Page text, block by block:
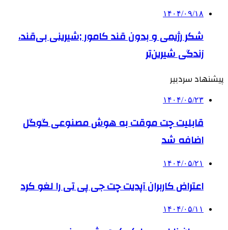
۱۴۰۴/۰۹/۱۸
شکر رژیمی و بدون قند کامور ;شیرینی بی‌قند،
زندگی شیرین‌تر
پیشنهاد سردبیر
۱۴۰۴/۰۵/۲۳
قابلیت چت موقت به هوش مصنوعی گوگل
اضافه شد
۱۴۰۴/۰۵/۲۱
اعتراض کاربران آپدیت چت جی پی تی را لغو کرد
۱۴۰۴/۰۵/۱۱